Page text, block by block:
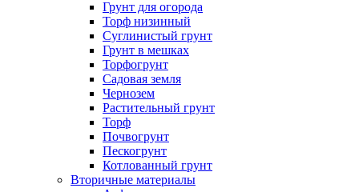
Грунт для огорода
Торф низинный
Суглинистый грунт
Грунт в мешках
Торфогрунт
Садовая земля
Чернозем
Растительный грунт
Торф
Почвогрунт
Пескогрунт
Котлованный грунт
Вторичные материалы